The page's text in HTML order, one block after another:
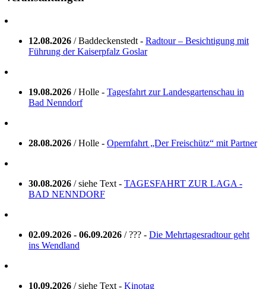
12.08.2026 / Baddeckenstedt - Radtour – Besichtigung mit
Führung der Kaiserpfalz Goslar
19.08.2026 / Holle - Tagesfahrt zur Landesgartenschau in
Bad Nenndorf
28.08.2026 / Holle - Opernfahrt „Der Freischütz“ mit Partner
30.08.2026 / siehe Text - TAGESFAHRT ZUR LAGA -
BAD NENNDORF
02.09.2026 - 06.09.2026 / ??? - Die Mehrtagesradtour geht
ins Wendland
10.09.2026 / siehe Text - Kinotag